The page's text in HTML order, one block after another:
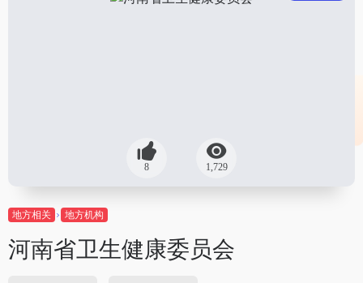
8 1,729
地方相关 地方机构
河南省卫生健康委员会